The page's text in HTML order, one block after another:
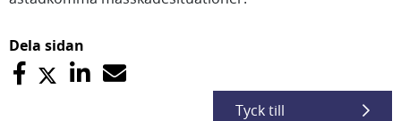
Dela sidan
Tyck till